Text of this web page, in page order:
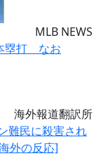
MLB NEWS
塁打 なお
海外報道翻訳所
難民に殺害され
外の反応]